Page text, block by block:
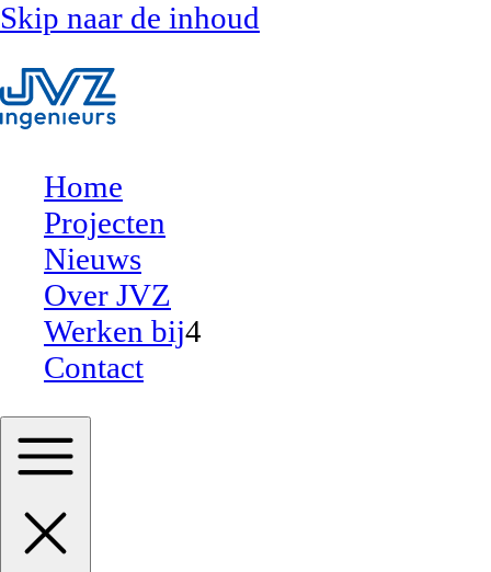
Skip naar de inhoud
Home
Projecten
Nieuws
Over JVZ
Werken bij4
Contact